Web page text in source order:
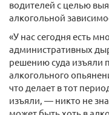
водителей с целью
алкогольной
«У нас сегодня есть
административных
решению суда изъяли
алкогольного
что делает в тот
изъяли, — никто не